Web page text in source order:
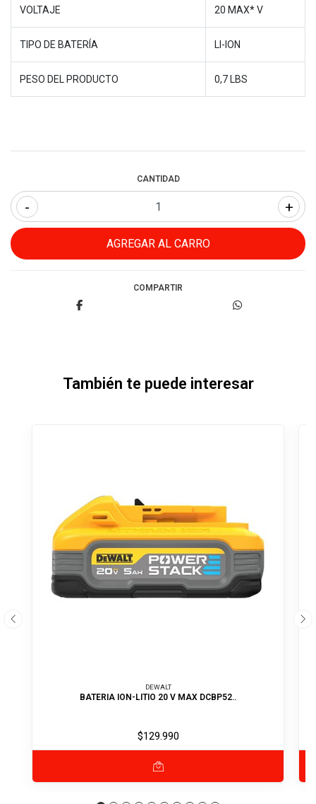
VOLTAJE 20 MAX* V
TIPO DE BATERÍA LI-ION
PESO DEL PRODUCTO 0,7 LBS
CANTIDAD
+
-
COMPARTIR
También te puede interesar
DEWALT
BATERIA ION-LITIO 20 V MAX DCBP52..
$129.990